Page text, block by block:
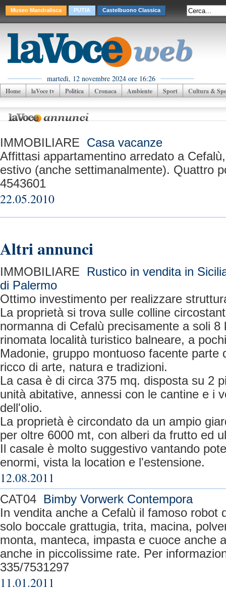
Museo Mandralisca PUTIA Castelbuono Classica
martedì, 12 novembre 2024 ore 16:26
Home laVoce tv Politica Cronaca Ambiente Sport Cultura &
IMMOBILIARE Casa vacanze
Affittasi appartamentino arredato a
estivo (anche settimanalmente). Quattro
4543601
22.05.2010
Altri annunci
IMMOBILIARE Rustico in vendita in
di Palermo
Ottimo investimento per realizzare
La proprietà si trova sulle colline
normanna di Cefalù precisamente a soli 8
rinomata località turistico balneare, a
Madonie, gruppo montuoso facente parte
ricco di arte, natura e tradizioni.
La casa è di circa 375 mq. disposta su 2
unità abitative, annessi con le cantine e i
dell'olio.
La proprietà è circondato da un ampio
per oltre 6000 mt, con alberi da frutto ed
Il casale è molto suggestivo vantando
enormi, vista la location e l'estensione.
12.08.2011
CAT04 Bimby Vorwerk Contempora
In vendita anche a Cefalù il famoso robot
solo boccale grattugia, trita, macina,
monta, manteca, impasta e cuoce anche
anche in piccolissime rate. Per
335/7531297
11.01.2011